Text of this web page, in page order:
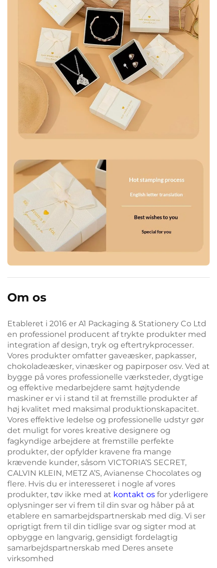
Om os
Etableret i 2016 er A1 Packaging & Stationery Co Ltd
en professionel producent af trykte produkter med
integration af design, tryk og eftertrykprocesser.
Vores produkter omfatter gaveæsker, papkasser,
chokoladeæsker, vinæsker og papirposer osv. Ved at
bygge på vores professionelle værksteder, dygtige
og effektive medarbejdere samt højtydende
maskiner er vi i stand til at fremstille produkter af
høj kvalitet med maksimal produktionskapacitet.
Vores effektive ledelse og professionelle udstyr gør
det muligt for vores kreative designere og
fagkyndige arbejdere at fremstille perfekte
produkter, der opfylder kravene fra mange
krævende kunder, såsom VICTORIA’S SECRET,
CALVIN KLEIN, METZ A’S, Avianense Chocolates og
flere. Hvis du er interesseret i nogle af vores
produkter, tøv ikke med at kontakt os for yderligere
oplysninger ser vi frem til din svar og håber på at
etablere en samarbejdspartnerskab med dig. Vi ser
oprigtigt frem til din tidlige svar og sigter mod at
opbygge en langvarig, gensidigt fordelagtig
samarbejdspartnerskab med Deres ansete
virksomhed